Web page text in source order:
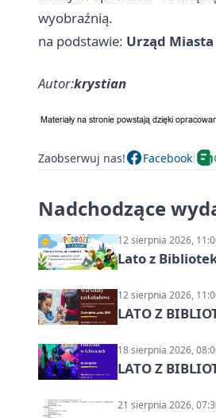
wyobraźnią.
na podstawie: Urząd
Autor:krystian
Zaobserwuj nas! Facebook
Nadchodzące
12 sierpnia 2026,
Lato z
12 sierpnia 2026,
LATO Z
18 sierpnia 2026,
LATO Z
21 sierpnia 2026,